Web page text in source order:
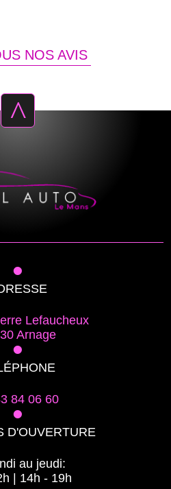
NOS AVIS
^
•
Lefaucheux
Arnage
•
84 06 60
•
D'OUVERTURE
au jeudi:
| 14h - 19h